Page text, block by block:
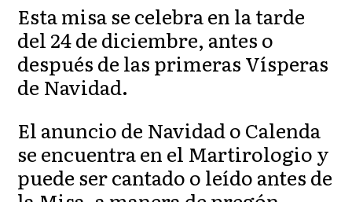
Esta misa se celebra en la tarde
del 24 de diciembre, antes o
después de las primeras Vísperas
de Navidad.
El anuncio de Navidad o Calenda
se encuentra en el Martirologio y
puede ser cantado o leído antes de